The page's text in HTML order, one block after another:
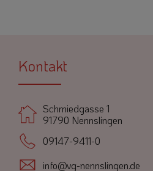
Kontakt
Schmiedgasse 1
91790 Nennslingen
09147-9411-0
info@vg-nennslingen.de